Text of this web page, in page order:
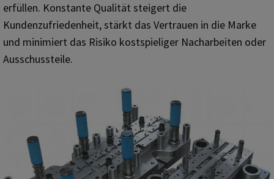
erfüllen. Konstante Qualität steigert die
Kundenzufriedenheit, stärkt das Vertrauen in die Marke
und minimiert das Risiko kostspieliger Nacharbeiten oder
Ausschussteile.